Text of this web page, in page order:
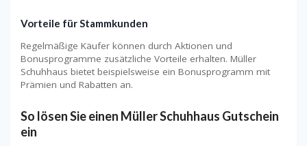
Vorteile für Stammkunden
Regelmäßige Käufer können durch Aktionen und
Bonusprogramme zusätzliche Vorteile erhalten. Müller
Schuhhaus bietet beispielsweise ein Bonusprogramm mit
Prämien und Rabatten an.
So lösen Sie einen Müller Schuhhaus Gutschein
ein